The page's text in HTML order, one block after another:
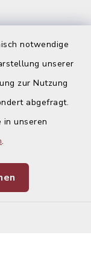
notwendige
unserer
zur Nutzung
abgefragt.
in unseren
.